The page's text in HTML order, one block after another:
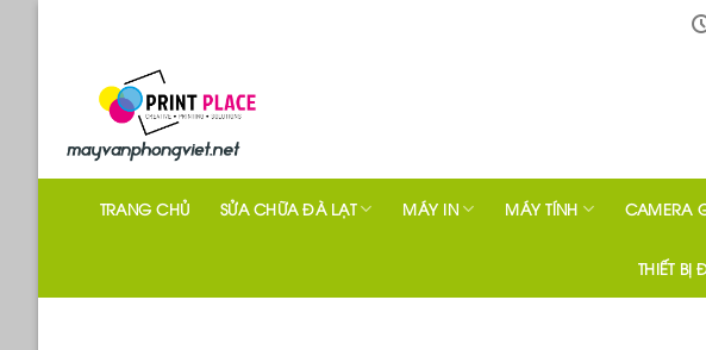
TRANG CHỦ SỬA CHỮA ĐÀ LẠT MÁY IN MÁY TÍNH CAMERA
THIẾT BỊ